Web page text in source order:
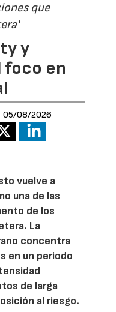
que
y
foco en
05/08/2026
vuelve a
una de las
de los
La
concentra
en un periodo
de larga
al riesgo.